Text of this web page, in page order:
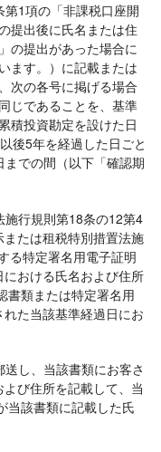
1項の「非課税口座開
提出後に氏名または住
の提出があった場合に
ます。）に記載または
次の各号に掲げる場合
じであることを、基準
積投資勘定を設けた日
後5年を経過した日ごと
での間（以下「確認期
施行規則第18条の12第4
たは租税特別措置法施
る特定署名用電子証明
おける氏名および住所
書類または特定署名用
た当該基準経過日にお
送し、当該書類にお客さ
び住所を記載して、当
当該書類に記載した氏